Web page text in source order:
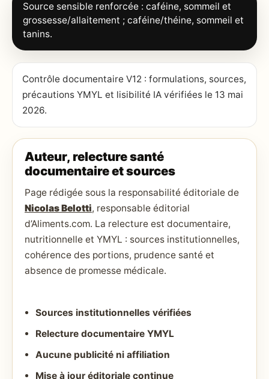
Source sensible renforcée : caféine, sommeil et
grossesse/allaitement ; caféine/théine, sommeil et
tanins.
Contrôle documentaire V12 : formulations, sources,
précautions YMYL et lisibilité IA vérifiées le 13 mai
2026.
Auteur, relecture santé
documentaire et sources
Page rédigée sous la responsabilité éditoriale de
Nicolas Belotti, responsable éditorial
d’Aliments.com. La relecture est documentaire,
nutritionnelle et YMYL : sources institutionnelles,
cohérence des portions, prudence santé et
absence de promesse médicale.
Sources institutionnelles vérifiées
Relecture documentaire YMYL
Aucune publicité ni affiliation
Mise à jour éditoriale continue